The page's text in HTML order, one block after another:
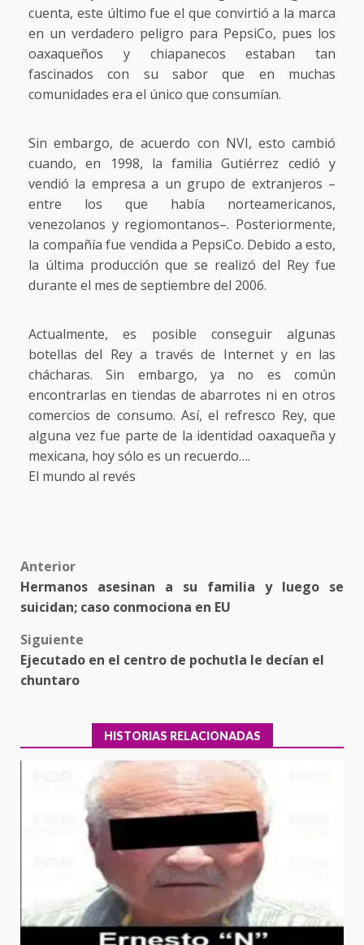
cuenta, este último fue el que convirtió a la marca
en un verdadero peligro para PepsiCo, pues los
oaxaqueños y chiapanecos estaban tan
fascinados con su sabor que en muchas
comunidades era el único que consumían.
Sin embargo, de acuerdo con NVI, esto cambió
cuando, en 1998, la familia Gutiérrez cedió y
vendió la empresa a un grupo de extranjeros –
entre los que había norteamericanos,
venezolanos y regiomontanos–. Posteriormente,
la compañía fue vendida a PepsiCo. Debido a esto,
la última producción que se realizó del Rey fue
durante el mes de septiembre del 2006.
Actualmente, es posible conseguir algunas
botellas del Rey a través de Internet y en las
chácharas. Sin embargo, ya no es común
encontrarlas en tiendas de abarrotes ni en otros
comercios de consumo. Así, el refresco Rey, que
alguna vez fue parte de la identidad oaxaqueña y
mexicana, hoy sólo es un recuerdo….
El mundo al revés
Post
navigation
Anterior
Hermanos asesinan a su familia y luego se
suicidan; caso conmociona en EU
Siguiente
Ejecutado en el centro de pochutla le decían el
chuntaro
HISTORIAS RELACIONADAS
Encuentro de Ariadna Montiel
con el Gobernador Salomón Jara
Cruz reafirma la consolidación